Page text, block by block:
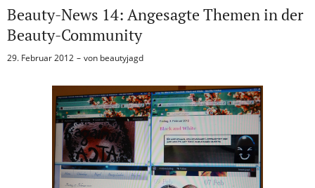
Beauty-News 14: Angesagte Themen in der
Beauty-Community
29. Februar 2012 von beautyjagd